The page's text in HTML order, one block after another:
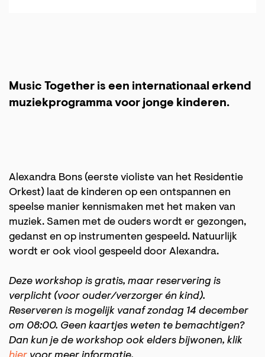
Music Together is een internationaal erkend
muziekprogramma voor jonge kinderen.
Alexandra Bons (eerste violiste van het Residentie
Orkest) laat de kinderen op een ontspannen en
speelse manier kennismaken met het maken van
muziek. Samen met de ouders wordt er gezongen,
gedanst en op instrumenten gespeeld. Natuurlijk
wordt er ook viool gespeeld door Alexandra.
Deze workshop is gratis, maar reservering is
verplicht (voor ouder/verzorger én kind).
Reserveren is mogelijk vanaf zondag 14 december
om 08:00. Geen kaartjes weten te bemachtigen?
Dan kun je de workshop ook elders bijwonen, klik